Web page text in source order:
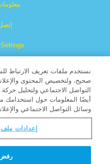
الكتاب العظيم هو علامة
جميع
نستخدم ملفات تعريف الارتباط
صحيح، ولتخصيص المحتوى
التواصل الاجتماعي ولتحليل
أيضًا المعلومات حول استخدامك
وسائل التواصل الاجتماعي
إعدادات ملف